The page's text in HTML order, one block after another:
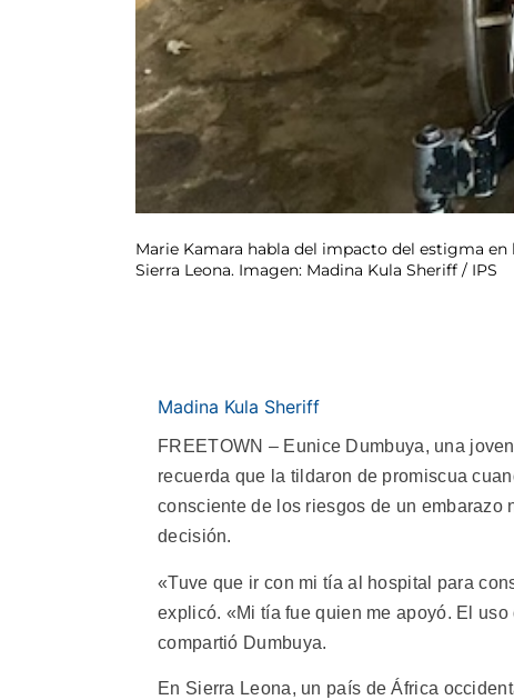
Marie Kamara habla del impacto del estigma
Sierra Leona. Imagen: Madina Kula Sheriff / IPS
Madina Kula Sheriff
FREETOWN – Eunice Dumbuya, una
recuerda que la tildaron de promiscua
consciente de los riesgos de un embarazo
decisión.
«Tuve que ir con mi tía al hospital para
explicó. «Mi tía fue quien me apoyó. El
compartió Dumbuya.
En Sierra Leona, un país de África